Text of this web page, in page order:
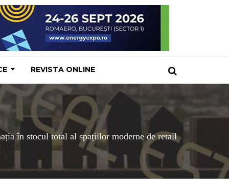
REVISTA ONLINE
în stocul total al spațiilor moderne de retail